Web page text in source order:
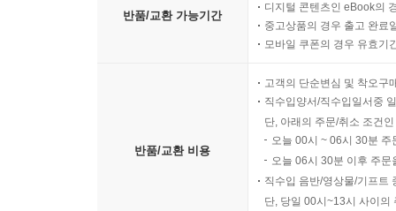
반품/교환 가능기간
디지털 콘텐츠인 eBook의
중고상품의 경우 출고 완료
모바일 쿠폰의 경우 유효기
반품/교환 비용
고객의 단순변심 및 착오구
직수입양서/직수입일서중
단, 아래의 주문/취소 조건
오늘 00시 ~ 06시 30분
오늘 06시 30분 이후 주
직수입 음반/영상물/기프트
단, 당일 00시~13시 사이의